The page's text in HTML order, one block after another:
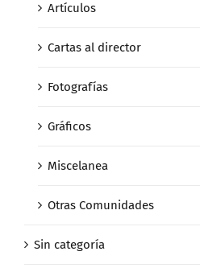
Artículos
Cartas al director
Fotografías
Gráficos
Miscelanea
Otras Comunidades
Sin categoría